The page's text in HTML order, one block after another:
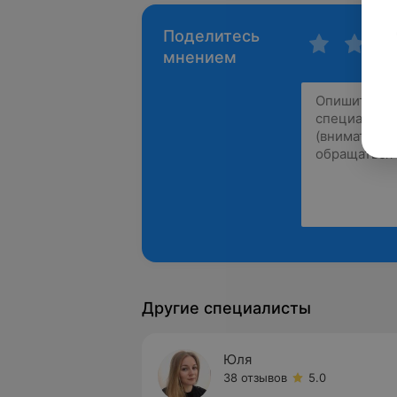
Поделитесь
мнением
Другие специалисты
Юля
38 отзывов 5.0